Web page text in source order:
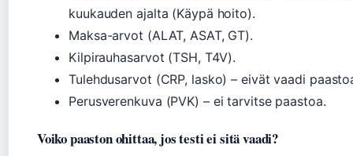
kuukauden ajalta (Käypä hoito).
Maksa-arvot (ALAT, ASAT, GT).
Kilpirauhasarvot (TSH, T4V).
Tulehdusarvot (CRP, lasko) – eivät vaadi
Perusverenkuva (PVK) – ei tarvitse paastoa.
Voiko paaston ohittaa, jos testi ei sitä vaadi?